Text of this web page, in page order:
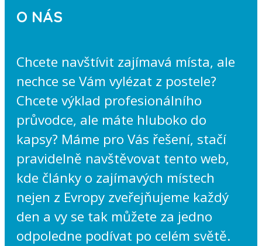
O NÁS
Chcete navštívit zajímavá místa, ale
nechce se Vám vylézat z postele?
Chcete výklad profesionálního
průvodce, ale máte hluboko do
kapsy? Máme pro Vás řešení, stačí
pravidelně navštěvovat tento web,
kde články o zajímavých místech
nejen z Evropy zveřejňujeme každý
den a vy se tak můžete za jedno
odpoledne podívat po celém světě.